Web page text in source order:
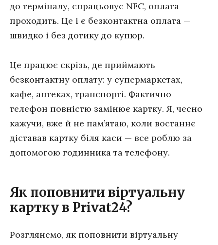
до терміналу, спрацьовує NFC, оплата
проходить. Це і є безконтактна оплата —
швидко і без дотику до купюр.
Це працює скрізь, де приймають
безконтактну оплату: у супермаркетах,
кафе, аптеках, транспорті. Фактично
телефон повністю замінює картку. Я, чесно
кажучи, вже й не пам’ятаю, коли востаннє
діставав картку біля каси — все роблю за
допомогою годинника та телефону.
Як поповнити віртуальну
картку в Privat24?
Розглянемо, як поповнити віртуальну